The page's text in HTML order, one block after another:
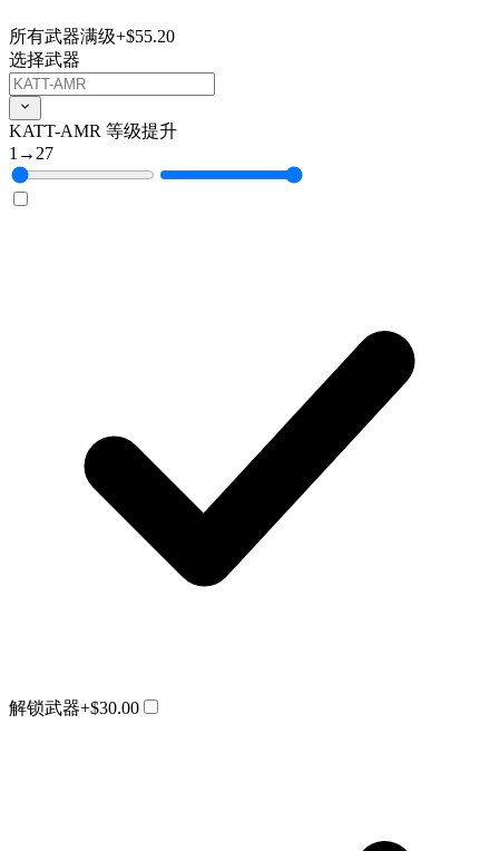
所有武器满级+$55.20
选择武器
KATT-AMR 等级提升
1 → 27
解锁武器+$30.00